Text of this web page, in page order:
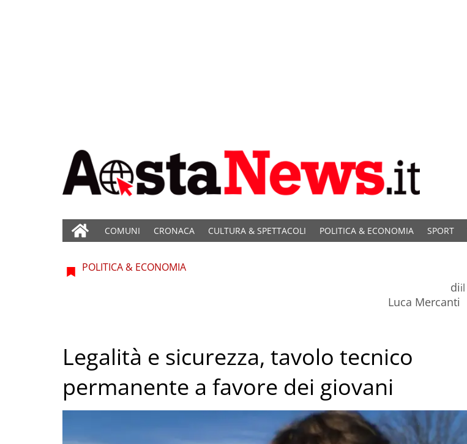
COMUNI CRONACA CULTURA & SPETTACOLI POLITICA & ECONOMIA SPORT
POLITICA & ECONOMIA
di
Luca Mercanti
il
Legalità e sicurezza, tavolo tecnico
permanente a favore dei giovani